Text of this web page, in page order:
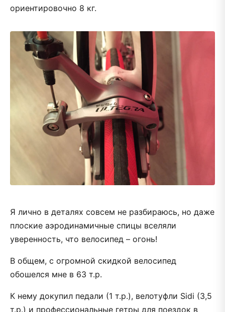
ориентировочно 8 кг.
Я лично в деталях совсем не разбираюсь, но даже
плоские аэродинамичные спицы вселяли
уверенность, что велосипед – огонь!
В общем, с огромной скидкой велосипед
обошелся мне в 63 т.р.
К нему докупил педали (1 т.р.), велотуфли Sidi (3,5
т.р.) и профессиональные гетры для поездок в